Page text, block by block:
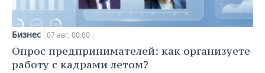
Бизнес 07 авг, 00:00
Опрос предпринимателей: как организуете
работу с кадрами летом?